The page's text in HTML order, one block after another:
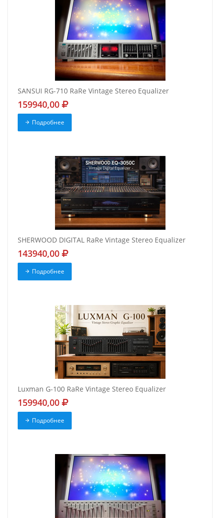
SANSUI RG-710 RaRe Vintage Stereo Equalizer
159940,00
Подробнее
SHERWOOD DIGITAL RaRe Vintage Stereo Equalizer
143940,00
Подробнее
Luxman G-100 RaRe Vintage Stereo Equalizer
159940,00
Подробнее